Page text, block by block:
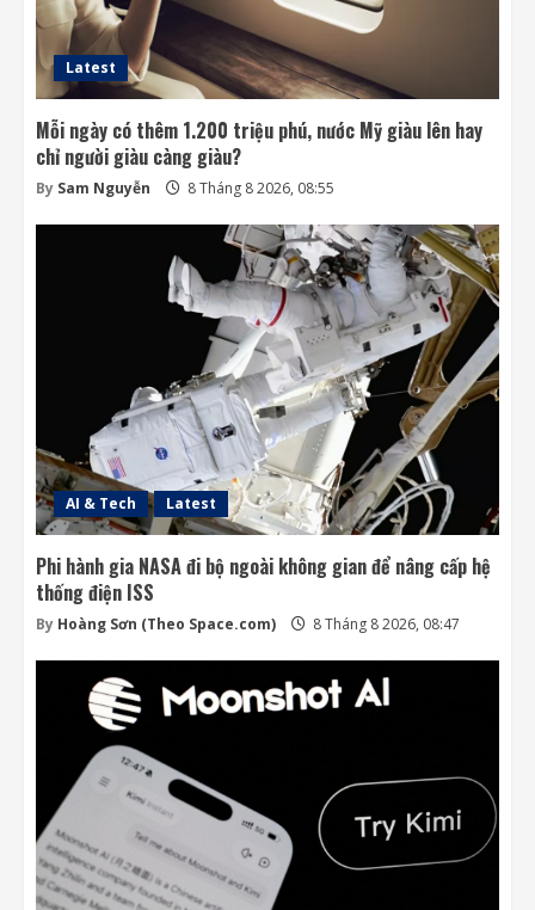
4 8 Tháng 8 2026, 07:52
Latest
Mỗi ngày có thêm 1.200 triệu phú, nước Mỹ giàu lên hay
chỉ người giàu càng giàu?
By Sam Nguyễn 8 Tháng 8 2026, 08:55
AI & Tech Latest
Phi hành gia NASA đi bộ ngoài không gian để nâng cấp hệ
thống điện ISS
By Hoàng Sơn (Theo Space.com) 8 Tháng 8 2026, 08:47